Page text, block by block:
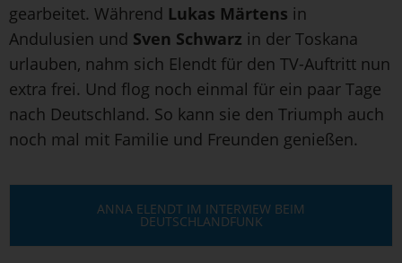
gearbeitet. Während Lukas Märtens in
Andulusien und Sven Schwarz in der Toskana
urlauben, nahm sich Elendt für den TV-Auftritt nun
extra frei. Und flog noch einmal für ein paar Tage
nach Deutschland. So kann sie den Triumph auch
noch mal mit Familie und Freunden genießen.
ANNA ELENDT IM INTERVIEW BEIM
DEUTSCHLANDFUNK